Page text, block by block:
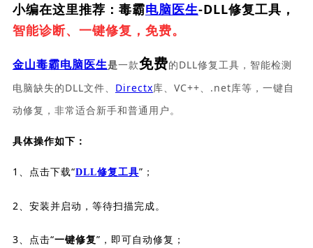
小编在这里推荐：毒霸电脑医生-DLL修复工具，
智能诊断、一键修复，免费。
金山毒霸电脑医生是一款免费的DLL修复工具，智能检测
电脑缺失的DLL文件、 Directx库、VC++、.net库等，一键自
动修复，非常适合新手和普通用户。
具体操作如下：
1、点击下载“DLL修复工具”；
2、安装并启动，等待扫描完成。
3、点击“一键修复”，即可自动修复；